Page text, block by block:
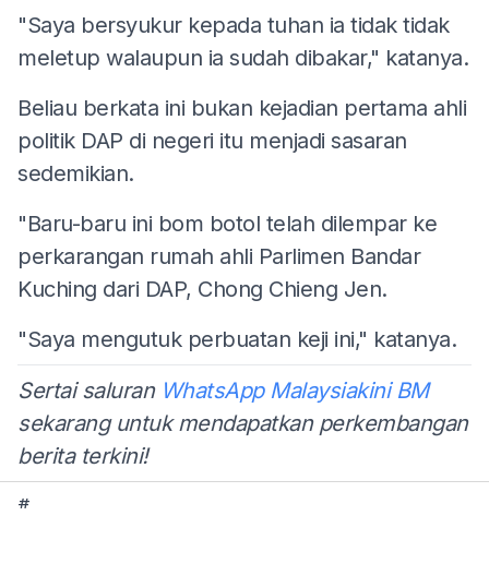
"Saya bersyukur kepada tuhan ia tidak tidak
meletup walaupun ia sudah dibakar," katanya.
Beliau berkata ini bukan kejadian pertama ahli
politik DAP di negeri itu menjadi sasaran
sedemikian.
"Baru-baru ini bom botol telah dilempar ke
perkarangan rumah ahli Parlimen Bandar
Kuching dari DAP, Chong Chieng Jen.
"Saya mengutuk perbuatan keji ini," katanya.
Sertai saluran WhatsApp Malaysiakini BM
sekarang untuk mendapatkan perkembangan
berita terkini!
#